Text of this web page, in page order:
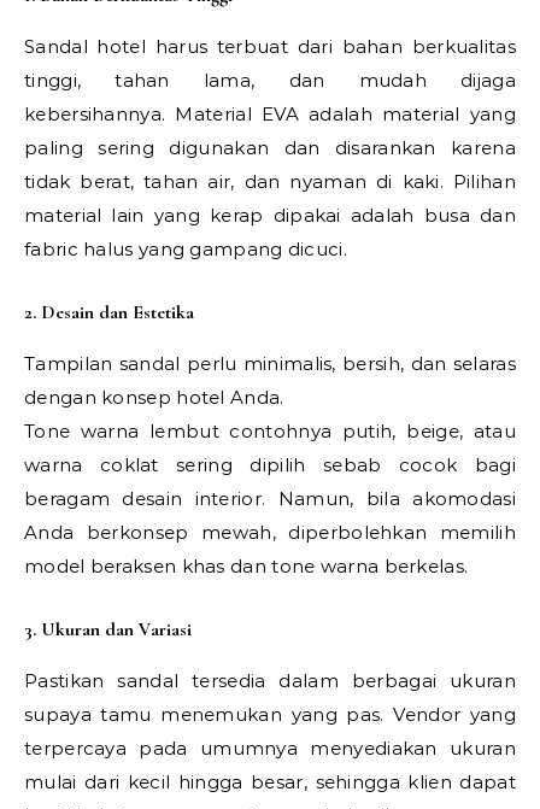
Sandal hotel harus terbuat dari bahan berkualitas
tinggi, tahan lama, dan mudah dijaga
kebersihannya. Material EVA adalah material yang
paling sering digunakan dan disarankan karena
tidak berat, tahan air, dan nyaman di kaki. Pilihan
material lain yang kerap dipakai adalah busa dan
fabric halus yang gampang dicuci.
2. Desain dan Estetika
Tampilan sandal perlu minimalis, bersih, dan selaras
dengan konsep hotel Anda.
Tone warna lembut contohnya putih, beige, atau
warna coklat sering dipilih sebab cocok bagi
beragam desain interior. Namun, bila akomodasi
Anda berkonsep mewah, diperbolehkan memilih
model beraksen khas dan tone warna berkelas.
3. Ukuran dan Variasi
Pastikan sandal tersedia dalam berbagai ukuran
supaya tamu menemukan yang pas. Vendor yang
terpercaya pada umumnya menyediakan ukuran
mulai dari kecil hingga besar, sehingga klien dapat